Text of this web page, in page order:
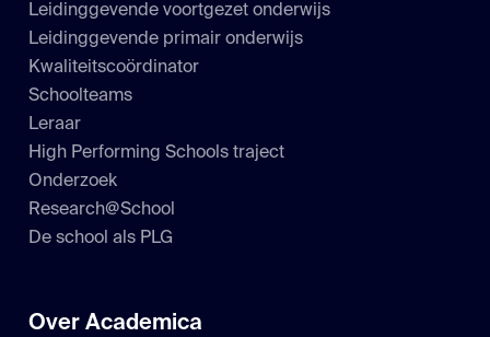
Leidinggevende voortgezet onderwijs
Leidinggevende primair onderwijs
Kwaliteitscoördinator
Schoolteams
Leraar
High Performing Schools traject
Onderzoek
Research@School
De school als PLG
Over Academica